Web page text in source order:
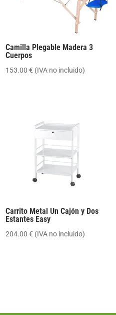
Camilla Plegable Madera 3
Cuerpos
153.00€ (IVA no incluido)
Carrito Metal Un Cajón y Dos
Estantes Easy
204.00€ (IVA no incluido)